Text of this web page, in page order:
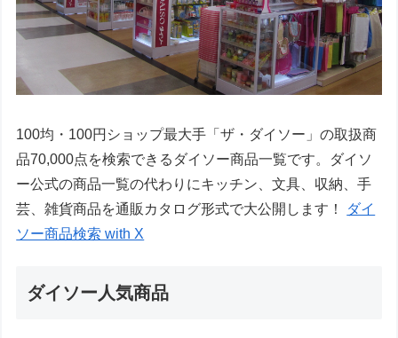
100均・100円ショップ最大手「ザ・ダイソー」の取扱商
品70,000点を検索できるダイソー商品一覧です。ダイソ
ー公式の商品一覧の代わりにキッチン、文具、収納、手
芸、雑貨商品を通販カタログ形式で大公開します！
ダイ
ソー商品検索 with X
ダイソー人気商品